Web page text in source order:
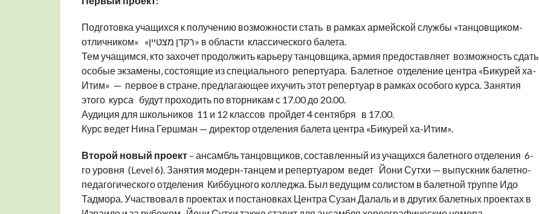
Подготовка учащихся к получению возможности стать в рамках армейской службы «танцовщиком-
отличником» «רקדן מצטיין» в области классического балета.
Тем учащимся, кто захочет продолжить карьеру танцовщика, армия предоставляет возможность сдать
особые экзамены, состоящие из специального репертуара. Балетное отделение центра «Бикурей ха-
Итим» — первое в стране, предлагающее ихучить этот репертуар в рамках особого курса. Занятия
этого курса будут проходить по вторникам с 17.00 до 20.00.
Аудиция для школьников 11 и 12 классов пройдет 4 сентября в 17.00.
Курс ведет Нина Гершман — директор отделения балета центра «Бикурей ха-Итим».
Второй новый проект– ансамбль танцовщиков, составленный из учащихся балетного отделения 6-
го уровня (Level 6). Занятия модерн-танцем и репертуаром ведет Йони Сутхи — выпускник балетно-
педагогического отделения Киббуцного колледжа. Был ведущим солистом в балетной труппе Идо
Тадмора. Участвовал в проектах и ​​постановках Центра Сузан Далаль и в других балетных проектах в